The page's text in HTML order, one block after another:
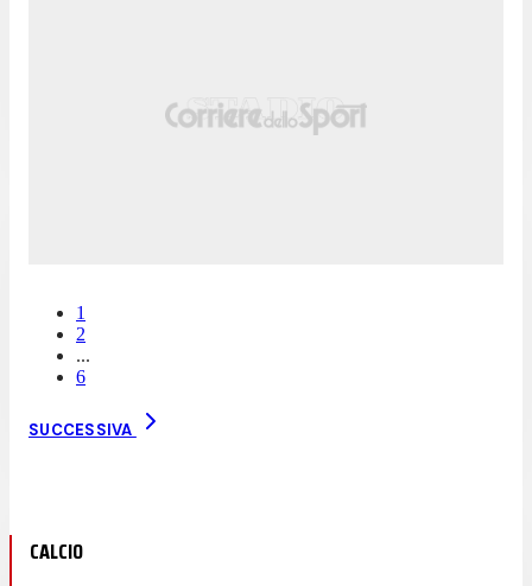
1
2
...
6
SUCCESSIVA
CALCIO